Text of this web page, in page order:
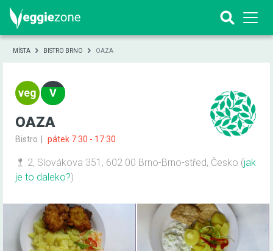
MÍSTA BISTRO BRNO OAZA
OAZA
Bistro pátek 7:30 - 17:30
2, Slovákova 351, 602 00 Brno-Brno-střed, Česko (jak
je to daleko?)